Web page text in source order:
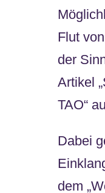
Flut
der
Artikel
TAO“
Dabei
dem